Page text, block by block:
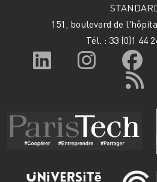
151, boulevard de
Tél. : 33 (0)1 44